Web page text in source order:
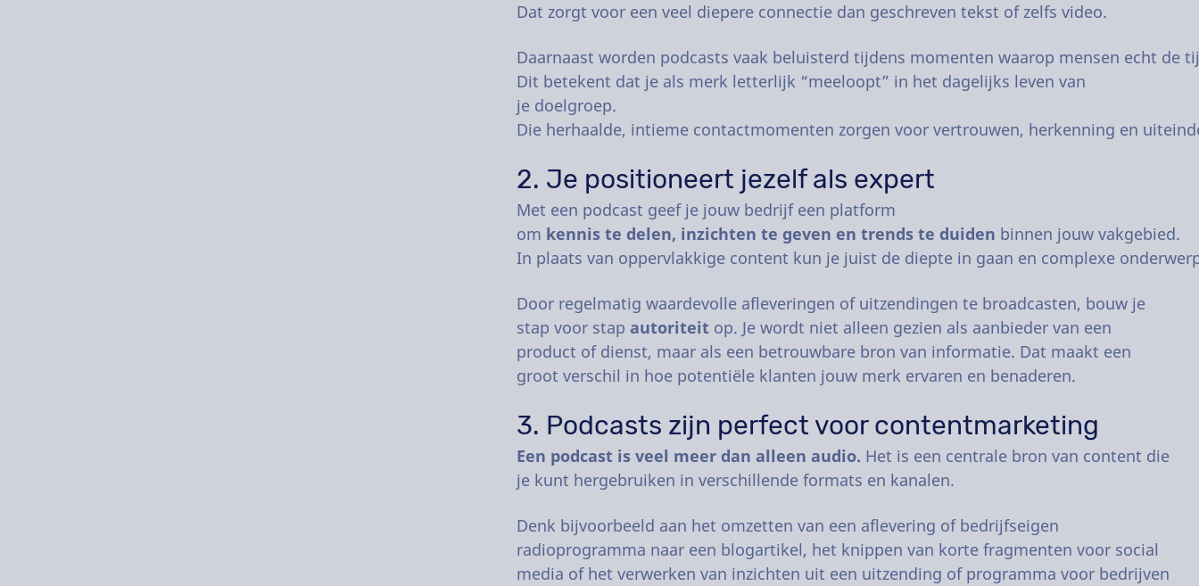
Dat zorgt voor een veel diepere connectie dan geschreven tekst of zelfs video.
Daarnaast worden podcasts vaak beluisterd tijdens momenten waarop mensen echt de
Dit betekent dat je als merk letterlijk “meeloopt” in het dagelijks leven van
je doelgroep.
Die herhaalde, intieme contactmomenten zorgen voor vertrouwen, herkenning en
2. Je positioneert jezelf als expert
Met een podcast geef je jouw bedrijf een platform
om kennis te delen, inzichten te geven en trends te duiden binnen jouw vakgebied.
In plaats van oppervlakkige content kun je juist de diepte in gaan en complexe
Door regelmatig waardevolle afleveringen of uitzendingen te broadcasten, bouw je
stap voor stap autoriteitop. Je wordt niet alleen gezien als aanbieder van een
product of dienst, maar als een betrouwbare bron van informatie. Dat maakt een
groot verschil in hoe potentiële klanten jouw merk ervaren en benaderen.
3. Podcasts zijn perfect voor contentmarketing
Een podcast is veel meer dan alleen audio. Het is een centrale bron van content die
je kunt hergebruiken in verschillende formats en kanalen.
Denk bijvoorbeeld aan het omzetten van een aflevering of bedrijfseigen
radioprogramma naar een blogartikel, het knippen van korte fragmenten voor social
media of het verwerken van inzichten uit een uitzending of programma voor bedrijven